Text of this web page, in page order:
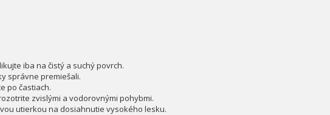
iba na čistý a suchý povrch.
správne premiešali.
po častiach.
zvislými a vodorovnými pohybmi.
utierkou na dosiahnutie vysokého lesku.